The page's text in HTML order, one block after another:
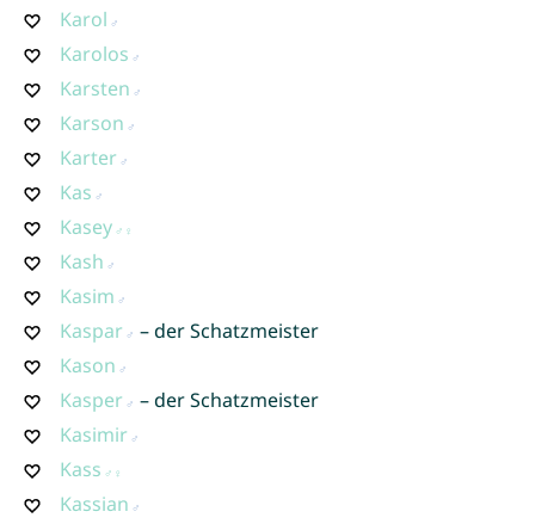
Karol
Karolos
Karsten
Karson
Karter
Kas
Kasey
Kash
Kasim
Kaspar
– der Schatzmeister
Kason
Kasper
– der Schatzmeister
Kasimir
Kass
Kassian